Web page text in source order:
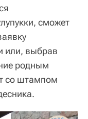
сможет
или, выбрав
родным
со штампом